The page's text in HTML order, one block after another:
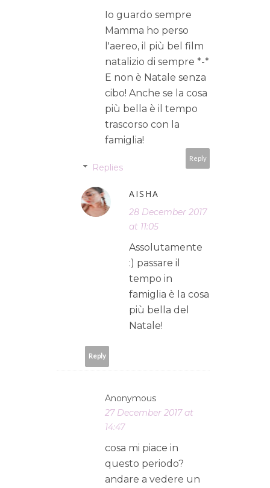
Io guardo sempre
Mamma ho perso
l'aereo, il più bel film
natalizio di sempre *-*
E non è Natale senza
cibo! Anche se la cosa
più bella è il tempo
trascorso con la
famiglia!
Reply
Replies
AISHA
28 December 2017
at 11:05
Assolutamente
:) passare il
tempo in
famiglia è la cosa
più bella del
Natale!
Reply
Anonymous
27 December 2017 at
14:47
cosa mi piace in
questo periodo?
andare a vedere un